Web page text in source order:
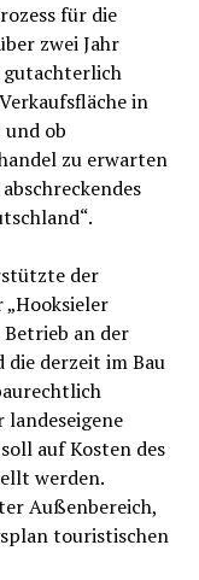
für die
zwei Jahr
gutachterlich
in
ob
zu erwarten
der
„Hooksieler
an der
die derzeit im Bau
landeseigene
auf Kosten des
werden.
Außenbereich,
touristischen